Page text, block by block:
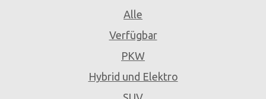
Alle
Verfügbar
PKW
Hybrid und Elektro